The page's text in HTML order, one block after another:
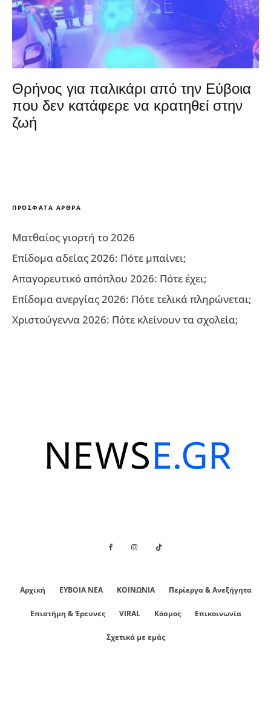
Θρήνος για παλικάρι από την Εύβοια
που δεν κατάφερε να κρατηθεί στην
ζωή
ΠΡΌΣΦΑΤΑ ΆΡΘΡΑ
Ματθαίος γιορτή το 2026
Επίδομα αδείας 2026: Πότε μπαίνει;
Απαγορευτικό απόπλου 2026: Πότε έχει;
Επίδομα ανεργίας 2026: Πότε τελικά πληρώνεται;
Χριστούγεννα 2026: Πότε κλείνουν τα σχολεία;
Αρχική ΕΥΒΟΙΑ ΝΕΑ ΚΟΙΝΩΝΙΑ Περίεργα & Ανεξήγητα
Επιστήμη & Έρευνες VIRAL Κόσμος Επικοινωνία
Σχετικά με εμάς